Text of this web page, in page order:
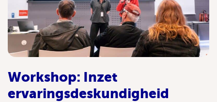
Workshop: Inzet
ervaringsdeskundigheid